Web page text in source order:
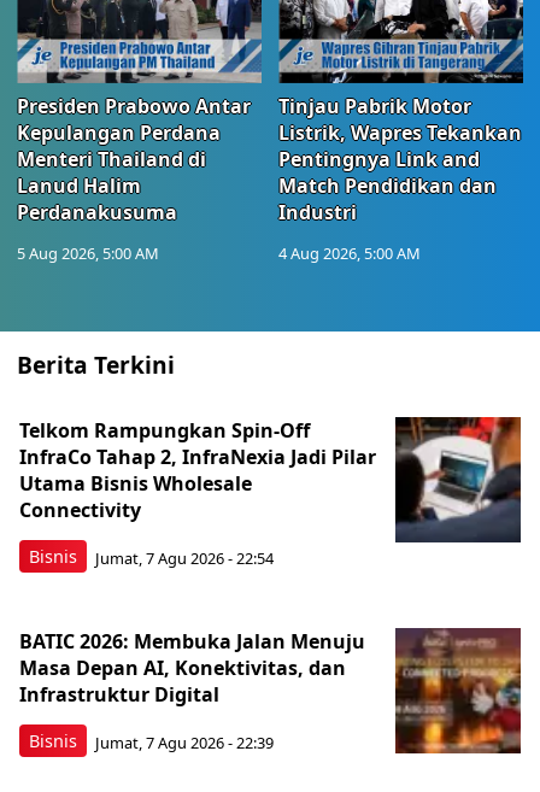
Presiden Prabowo Antar
Kepulangan Perdana
Menteri Thailand di
Lanud Halim
Perdanakusuma
5 Aug 2026, 5:00 AM
Tinjau Pabrik Motor
Listrik, Wapres Tekankan
Pentingnya Link and
Match Pendidikan dan
Industri
4 Aug 2026, 5:00 AM
Berita Terkini
Bisnis
Telkom Rampungkan Spin-Off
InfraCo Tahap 2, InfraNexia Jadi Pilar
Utama Bisnis Wholesale
Connectivity
Jumat, 7 Agu 2026 - 22:54
Bisnis
BATIC 2026: Membuka Jalan Menuju
Masa Depan AI, Konektivitas, dan
Infrastruktur Digital
Jumat, 7 Agu 2026 - 22:39